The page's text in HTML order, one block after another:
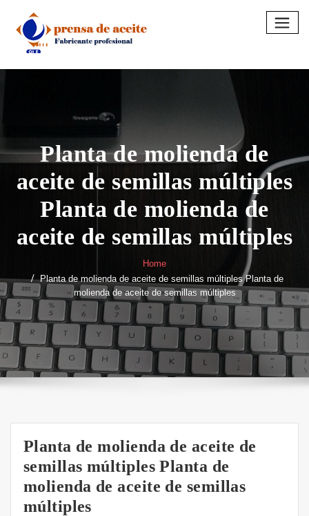
content
Planta de molienda de
aceite de semillas múltiples
Planta de molienda de
aceite de semillas múltiples
Home
Planta de molienda de aceite de semillas múltiples Planta de
molienda de aceite de semillas múltiples
Planta de molienda de aceite de
semillas múltiples Planta de
molienda de aceite de semillas
múltiples